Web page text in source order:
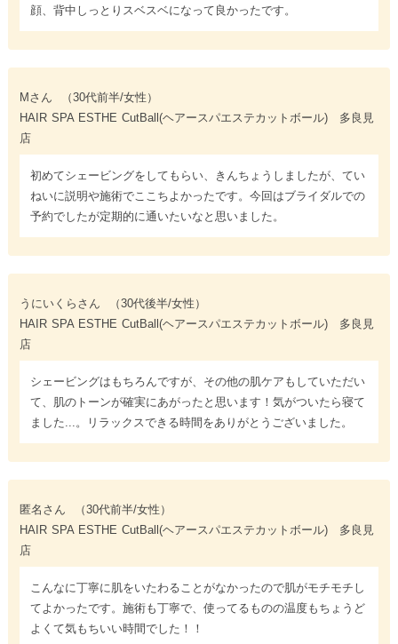
顔、背中しっとりスベスベになって良かったです。
Mさん
（30代前半/女性）
HAIR SPA ESTHE CutBall(ヘアースパエステカットボール) 多良見
店
初めてシェービングをしてもらい、きんちょうしましたが、てい
ねいに説明や施術でここちよかったです。今回はブライダルでの
予約でしたが定期的に通いたいなと思いました。
うにいくらさん
（30代後半/女性）
HAIR SPA ESTHE CutBall(ヘアースパエステカットボール) 多良見
店
シェービングはもちろんですが、その他の肌ケアもしていただい
て、肌のトーンが確実にあがったと思います！気がついたら寝て
ました...。リラックスできる時間をありがとうございました。
匿名さん
（30代前半/女性）
HAIR SPA ESTHE CutBall(ヘアースパエステカットボール) 多良見
店
こんなに丁寧に肌をいたわることがなかったので肌がモチモチし
てよかったです。施術も丁寧で、使ってるものの温度もちょうど
よくて気もちいい時間でした！！